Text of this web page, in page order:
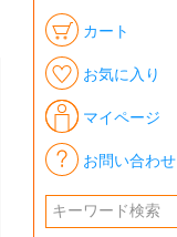
カート
お気に入り
マイページ
お問い合わせ